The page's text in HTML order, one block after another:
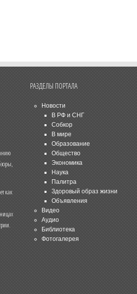
как
РАЗДЕЛЫ ПОРТАЛА
Новости
В РФ и СНГ
Собкор
В мире
Образование
Общество
Экономика
Наука
Палитра
Здоровый образ жизни
Объявления
Видео
Аудио
Библиотека
Фотогалерея